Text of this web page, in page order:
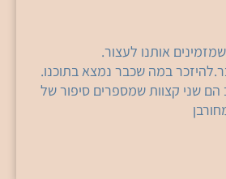
אותנו לעצור.
במה שכבר נמצא בתוכנו.
הם שני קצוות שמספרים סיפור של